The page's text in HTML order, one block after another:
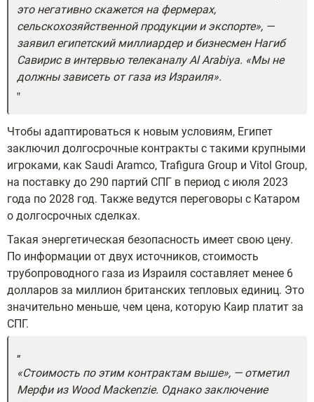
это негативно скажется на фермерах,
сельскохозяйственной продукции и экспорте», —
заявил египетский миллиардер и бизнесмен Нагиб
Савирис в интервью телеканалу Al Arabiya. «Мы не
должны зависеть от газа из Израиля».
Чтобы адаптироваться к новым условиям, Египет
заключил долгосрочные контракты с такими крупными
игроками, как Saudi Aramco, Trafigura Group и Vitol Group,
на поставку до 290 партий СПГ в период с июля 2023
года по 2028 год. Также ведутся переговоры с Катаром
о долгосрочных сделках.
Такая энергетическая безопасность имеет свою цену.
По информации от двух источников, стоимость
трубопроводного газа из Израиля составляет менее 6
долларов за миллион британских тепловых единиц. Это
значительно меньше, чем цена, которую Каир платит за
СПГ.
«Стоимость по этим контрактам выше», — отметил
Мерфи из Wood Mackenzie. Однако заключение